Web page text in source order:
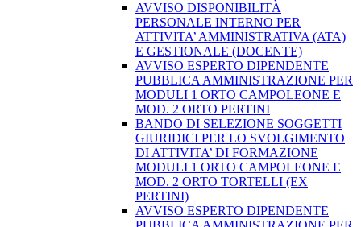
AVVISO DISPONIBILITÀ
PERSONALE INTERNO PER
ATTIVITA’ AMMINISTRATIVA (ATA)
E GESTIONALE (DOCENTE)
AVVISO ESPERTO DIPENDENTE
PUBBLICA AMMINISTRAZIONE PER
MODULI 1 ORTO CAMPOLEONE E
MOD. 2 ORTO PERTINI
BANDO DI SELEZIONE SOGGETTI
GIURIDICI PER LO SVOLGIMENTO
DI ATTIVITA’ DI FORMAZIONE
MODULI 1 ORTO CAMPOLEONE E
MOD. 2 ORTO TORTELLI (EX
PERTINI)
AVVISO ESPERTO DIPENDENTE